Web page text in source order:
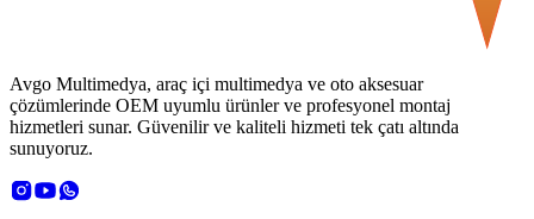
Avgo Multimedya, araç içi multimedya ve oto aksesuar
çözümlerinde OEM uyumlu ürünler ve profesyonel montaj
hizmetleri sunar. Güvenilir ve kaliteli hizmeti tek çatı altında
sunuyoruz.